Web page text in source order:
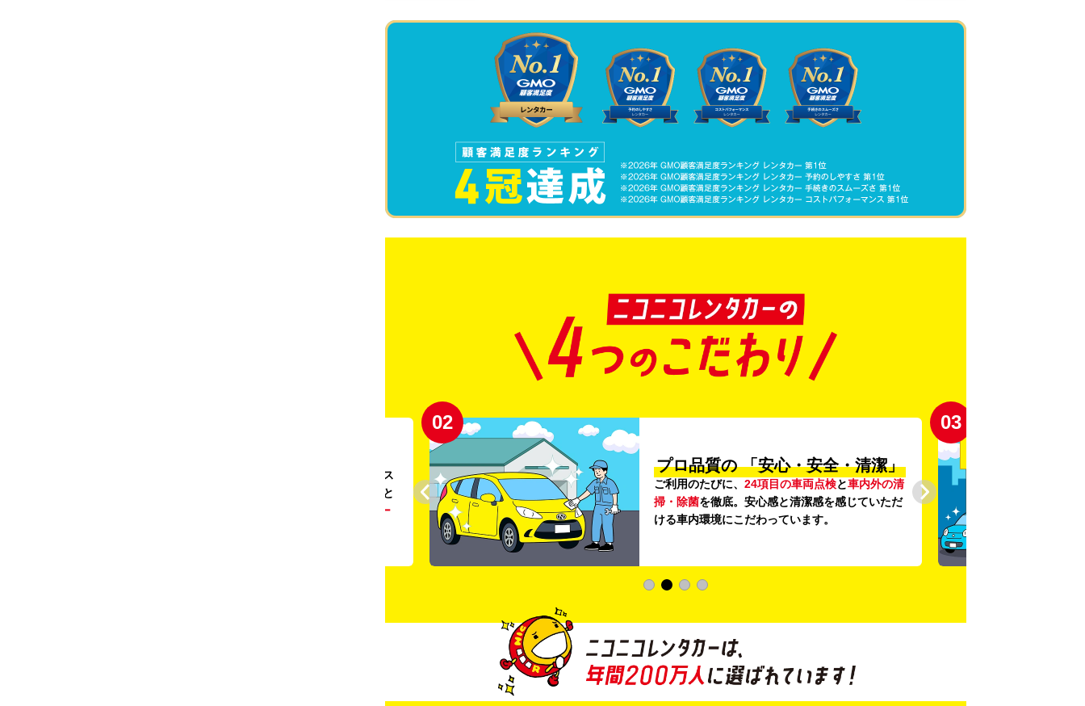
。ガソリンス
タンドや整備工場の既存インフラを活用すること
リー
02
プロ品質の 「安心・安全・清潔」
ご利用のたびに、 24項目の車両点検と車内外の清
掃・除菌を徹底。安心感と清潔感を感じていただ
ける車内環境にこだわっています。
03